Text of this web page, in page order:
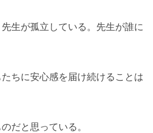
生が孤立している。先生が誰に
ちに安心感を届け続けることは
だと思っている。